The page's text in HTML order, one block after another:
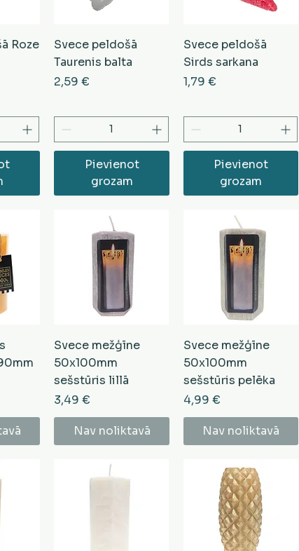
Roze
Svece peldošā
Taurenis balta
Cena
2,59 €
Pievienot
grozam
Svece peldošā
Sirds sarkana
Cena
1,79 €
Pievienot
grozam
Svece mežģīne
50x100mm
sešstūris lillā
Cena
3,49 €
Nav noliktavā
Svece mežģīne
50x100mm
sešstūris pelēka
Cena
4,99 €
Nav noliktavā